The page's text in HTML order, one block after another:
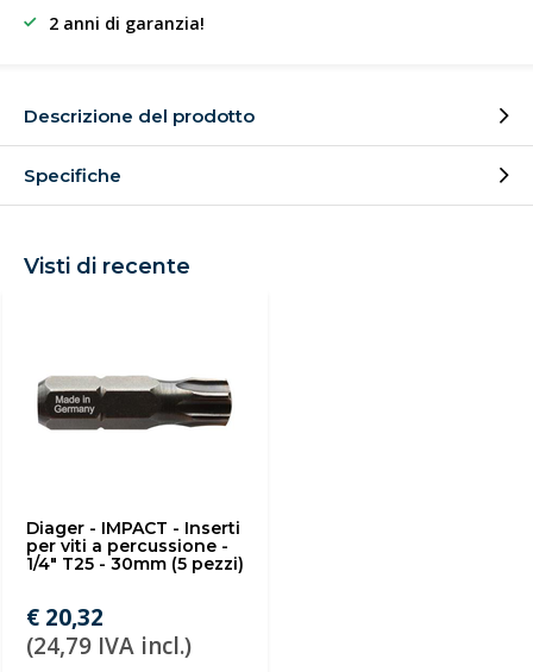
2 anni di garanzia!
Descrizione del prodotto
Specifiche
Visti di recente
Diager - IMPACT - Inserti
per viti a percussione -
1/4" T25 - 30mm (5 pezzi)
€ 20,32
(24,79 IVA incl.)